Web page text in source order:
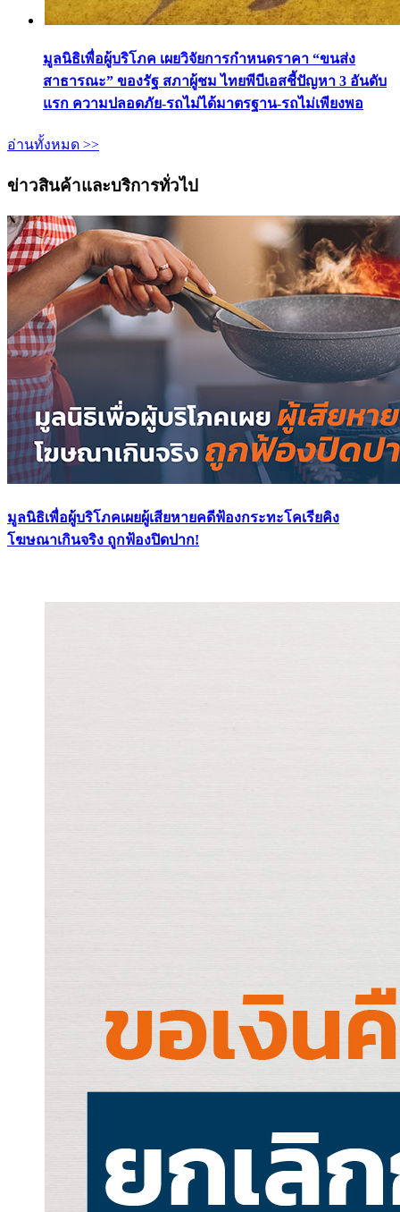
มูลนิธิเพื่อผู้บริโภค เผยวิจัยการกำหนดราคา “ขนส่ง
สาธารณะ” ของรัฐ สภาผู้ชม ไทยพีบีเอสชี้ปัญหา 3 อันดับ
แรก ความปลอดภัย-รถไม่ได้มาตรฐาน-รถไม่เพียงพอ
อ่านทั้งหมด >>
ข่าวสินค้าและบริการทั่วไป
มูลนิธิเพื่อผู้บริโภคเผยผู้เสียหายคดีฟ้องกระทะโคเรียคิง
โฆษณาเกินจริง ถูกฟ้องปิดปาก!